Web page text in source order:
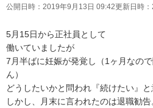
公開日時： 2019年9月13日 09:42更新日時：
5月15日から正社員として
働いていましたが
7月半ばに妊娠が発覚し（1ヶ月なの
ん）
どうしたいかと問われ『続けたい』と
しかし、月末に言われたのは退職勧告